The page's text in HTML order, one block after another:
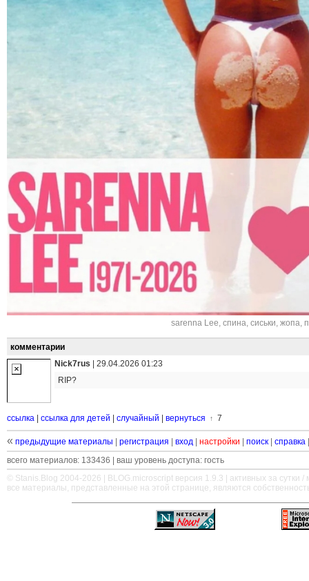
sarenna Lee, спина, сиськи, жопа,
комментарии
Nick7rus
29.04.2026 01:23
RIP?
ссылка ссылка для детей случайный вернуться ↑ 7
« предыдущие материалы регистрация вход настройки поиск справка
всего материалов: 133436 | ваш уровень доступа: гость
© Stanis.Blog 2004-2026 |
BLOG.microscript версия 1.9.3 | активных за сутки /
все материалы, представленные на этой странице, являются
—————————————————————